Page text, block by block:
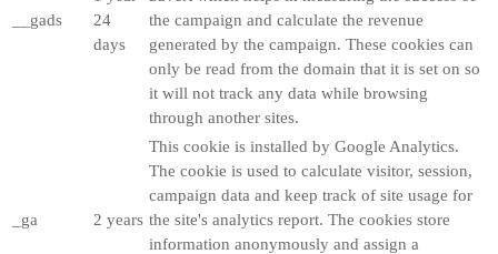
__gads
24
days
the campaign and calculate the revenue
generated by the campaign. These cookies can
only be read from the domain that it is set on so
it will not track any data while browsing
through another sites.
_ga 2 years
This cookie is installed by Google Analytics.
The cookie is used to calculate visitor, session,
campaign data and keep track of site usage for
the site's analytics report. The cookies store
information anonymously and assign a